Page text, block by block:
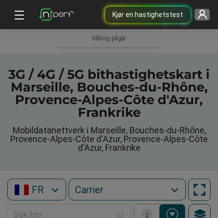
Kjør en hastighetstest
Måling pågår
3G / 4G / 5G bithastighetskart i
Marseille, Bouches-du-Rhône,
Provence-Alpes-Côte d'Azur,
Frankrike
Mobildatanettverk i Marseille, Bouches-du-Rhône,
Provence-Alpes-Côte d'Azur, Provence-Alpes-Côte
d'Azur, Frankrike
FR